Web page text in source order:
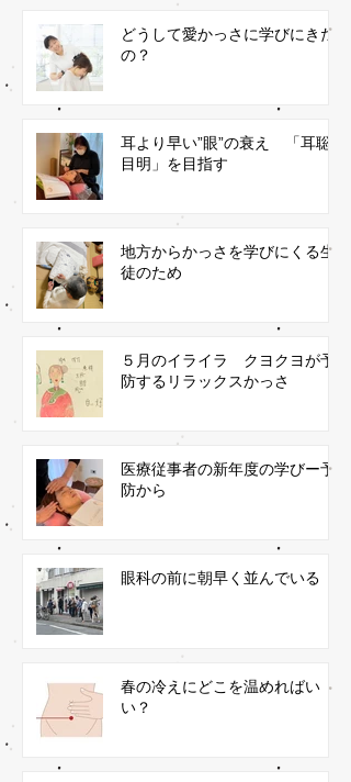
どうして愛かっさに学びにきた
の？
耳より早い”眼”の衰え 「耳聡
目明」を目指す
地方からかっさを学びにくる生
徒のため
５月のイライラ クヨクヨが予
防するリラックスかっさ
医療従事者の新年度の学びー予
防から
眼科の前に朝早く並んでいる
春の冷えにどこを温めればい
い？